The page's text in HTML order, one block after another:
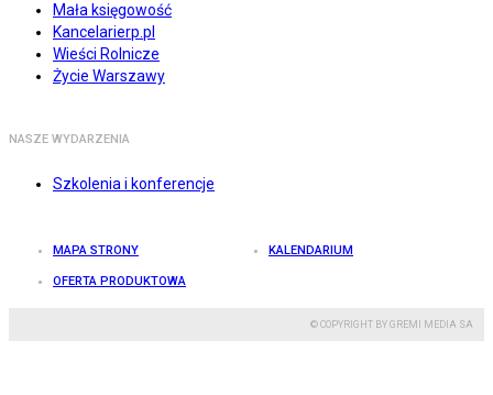
Mała księgowość
Kancelarierp.pl
Wieści Rolnicze
Życie Warszawy
NASZE WYDARZENIA
Szkolenia i konferencje
MAPA STRONY KALENDARIUM
OFERTA PRODUKTOWA
© COPYRIGHT BY GREMI MEDIA SA